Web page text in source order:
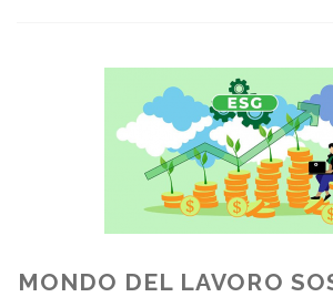
MONDO DEL LAVORO